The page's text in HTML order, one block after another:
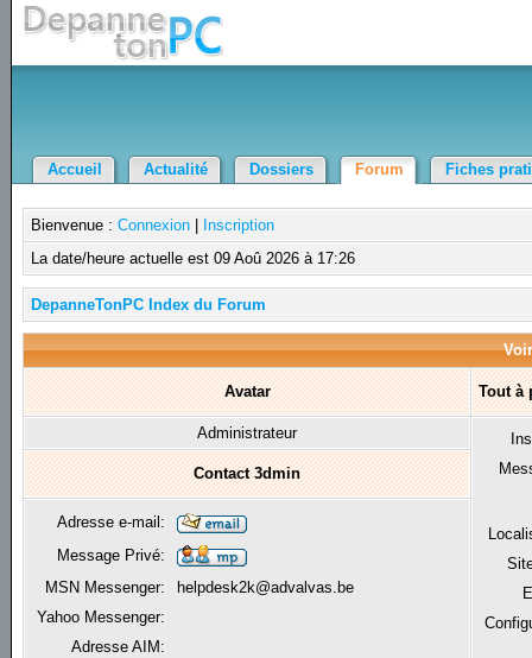
Accueil Actualité Dossiers Forum Fiches
Bienvenue :Connexion
Inscription
La date/heure actuelle est 09 Aoû 2026 à 17:26
DepanneTonPC Index du Forum
Avatar Tout à
Administrateur
Contact 3dmin
Adresse e-mail:
Message Privé:
MSN Messenger:
helpdesk2k@advalvas.be
Yahoo Messenger:
Adresse AIM: